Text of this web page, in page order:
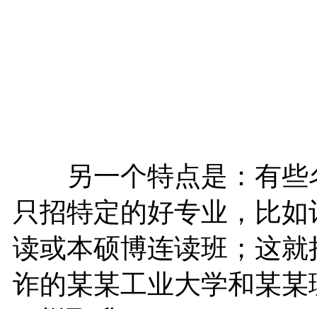
另一个特点是：有些
只招特定的好专业，比
读或本硕博连读班；这
诈的某某工业大学和某